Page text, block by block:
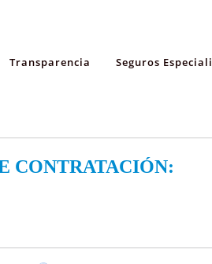
Transparencia Seguros
CONTRATACIÓN: